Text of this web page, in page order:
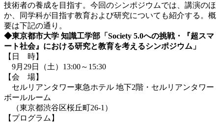
技術者の養成を目指す。今回のシンポジウムでは、講演のほ
か、同学科が目指す教育および研究についても紹介する。概
要は下記の通り。
◆東京都市大学 知識工学部「 Society 5.0への挑戦・『超スマ
ート社会』における研究と教育を考えるシンポジウム」
【日 時】
9月29日（土）13:00～15:30
【会 場】
セルリアンタワー東急ホテル 地下2階・セルリアンタワー
ボールルーム
（東京都渋谷区桜丘町26-1）
【プログラム】